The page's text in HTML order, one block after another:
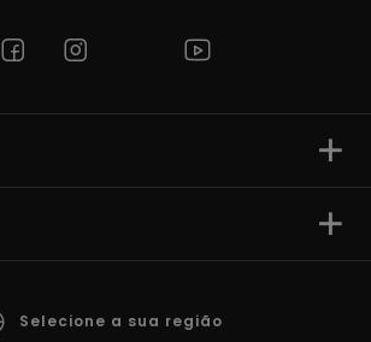
Selecione a sua região